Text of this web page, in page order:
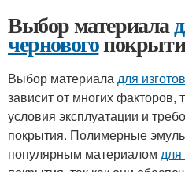
Выбор материала
чернового
Выбор материаладля
зависит от многих факторов,
условия эксплуатации и
покрытия. Полимерные
популярным материалом для